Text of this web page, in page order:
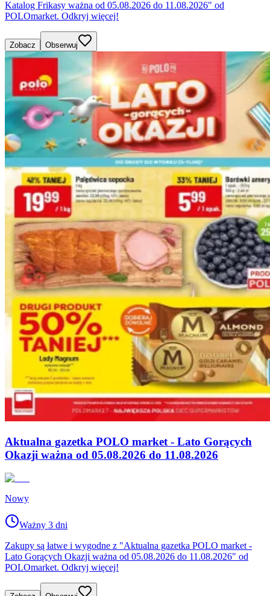
Katalog Frikasy ważna od 05.08.2026 do 11.08.2026" od
POLOmarket. Odkryj więcej!
Zobacz Obserwuj
Aktualna gazetka POLO market - Lato Gorących
Okazji ważna od 05.08.2026 do 11.08.2026
Nowy
Ważny 3 dni
Zakupy są łatwe i wygodne z "Aktualna gazetka POLO market -
Lato Gorących Okazji ważna od 05.08.2026 do 11.08.2026" od
POLOmarket. Odkryj więcej!